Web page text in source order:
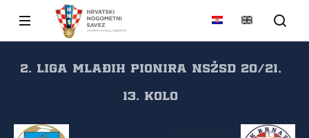
2. liga mlađih pionira NSŽSD 20/21,
13. kolo